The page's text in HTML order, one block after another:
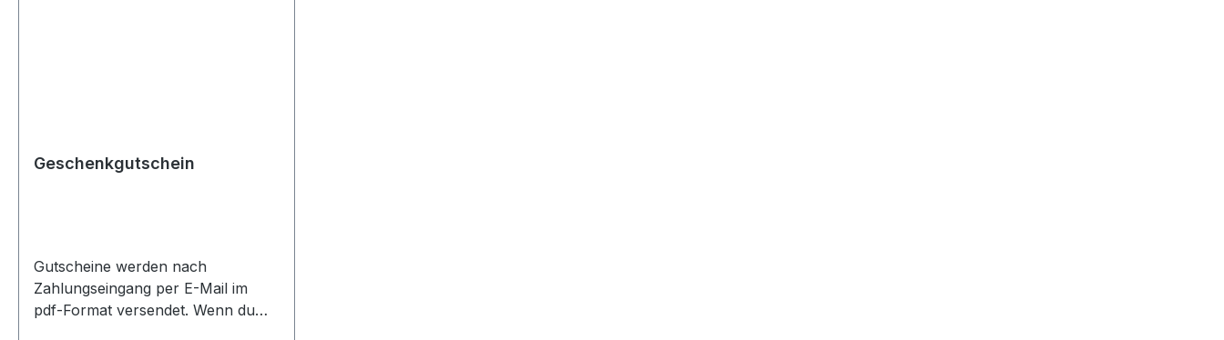
Geschenkgutschein
Gutscheine werden nach
Zahlungseingang per E-Mail im
pdf-Format versendet. Wenn du